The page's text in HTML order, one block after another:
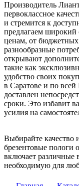
Производитель
первоклассное
и стремится к
предлагаем широкий
ценам, от
разнообразные
открывают
такие как
удобство своих
в Саратове и по всей
доставлен
сроки. Это избавит
усилия на
Выбирайте качество
брезентовые пологи
включает различные
необходимую для